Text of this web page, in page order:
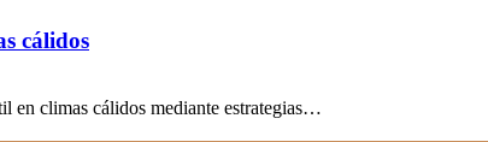
cálidos
en climas cálidos mediante estrategias…